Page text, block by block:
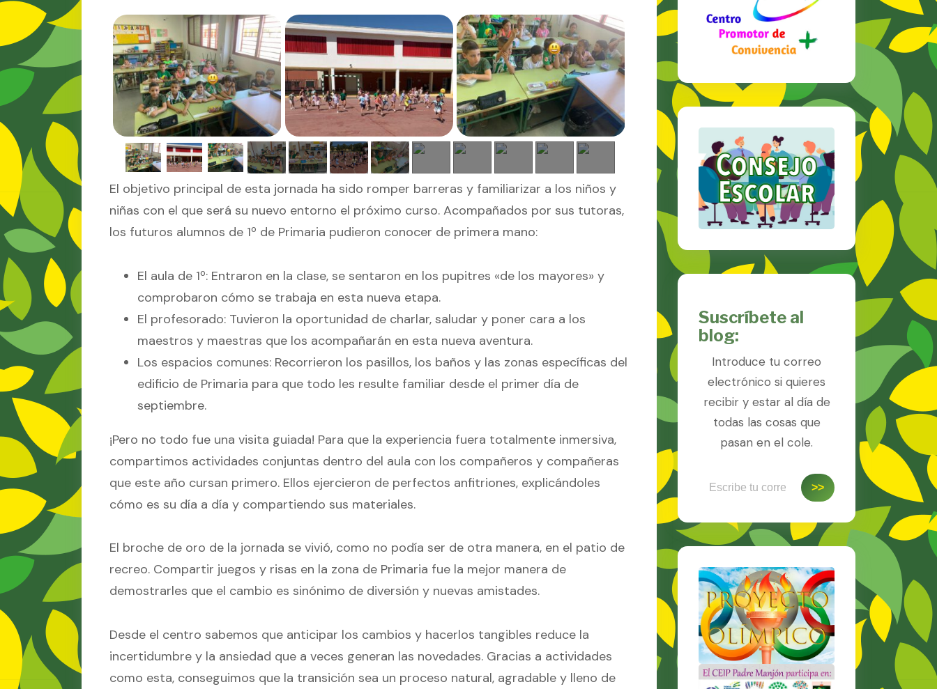
El objetivo principal de esta jornada ha sido romper barreras y familiarizar a los niños y
niñas con el que será su nuevo entorno el próximo curso. Acompañados por sus tutoras,
los futuros alumnos de 1º de Primaria pudieron conocer de primera mano:
El aula de 1º: Entraron en la clase, se sentaron en los pupitres «de los mayores» y
comprobaron cómo se trabaja en esta nueva etapa.
El profesorado: Tuvieron la oportunidad de charlar, saludar y poner cara a los
maestros y maestras que los acompañarán en esta nueva aventura.
Los espacios comunes: Recorrieron los pasillos, los baños y las zonas específicas del
edificio de Primaria para que todo les resulte familiar desde el primer día de
septiembre.
¡Pero no todo fue una visita guiada! Para que la experiencia fuera totalmente inmersiva,
compartimos actividades conjuntas dentro del aula con los compañeros y compañeras
que este año cursan primero. Ellos ejercieron de perfectos anfitriones, explicándoles
cómo es su día a día y compartiendo sus materiales.
El broche de oro de la jornada se vivió, como no podía ser de otra manera, en el patio de
recreo. Compartir juegos y risas en la zona de Primaria fue la mejor manera de
demostrarles que el cambio es sinónimo de diversión y nuevas amistades.
Desde el centro sabemos que anticipar los cambios y hacerlos tangibles reduce la
incertidumbre y la ansiedad que a veces generan las novedades. Gracias a actividades
como esta, conseguimos que la transición sea un proceso natural, agradable y lleno de
Suscríbete al
blog:
Introduce tu correo
electrónico si quieres
recibir y estar al día de
todas las cosas que
pasan en el cole.
>>